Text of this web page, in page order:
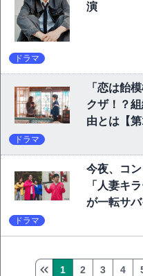
演
ドラマ
「恋は飴
クザ！？
由とは【第
ドラマ
今夜、コ
「人妻キ
が一転サ
ドラマ
1 2 3 4